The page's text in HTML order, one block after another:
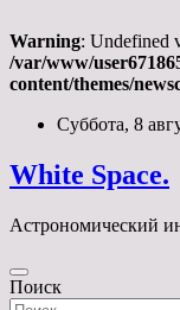
Warning: Undefined
/var/www/
content/themes/
Перейти
содержимому
Суббота, 8
White Space.
Астрономический
Поиск